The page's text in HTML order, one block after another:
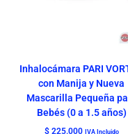
Inhalocámara PARI
con Manija y Nueva
Mascarilla Pequeña
Bebés (0 a 1.5 años)
$225.000 IVA Incluido